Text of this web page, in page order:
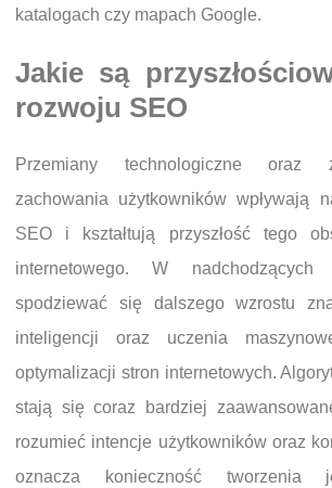
katalogach czy mapach Google.
Jakie są
rozwoju SEO
Przemiany technologiczne oraz
zachowania użytkowników wpływają
SEO i kształtują przyszłość tego
internetowego. W
spodziewać się dalszego wzrostu
inteligencji oraz uczenia
optymalizacji stron internetowych.
stają się coraz bardziej
rozumieć intencje użytkowników oraz
oznacza konieczność tworzenia